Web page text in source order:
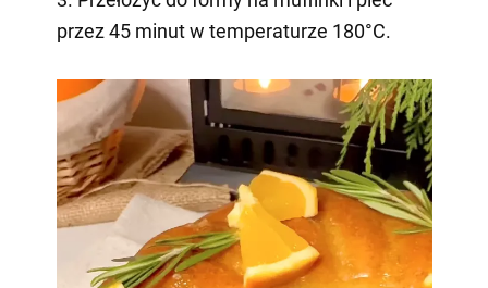
przez 45 minut w temperaturze 180°C.